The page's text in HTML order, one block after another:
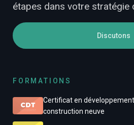
étapes dans votre stratégie
Discutons
FORMATIONS
Certificat en
construction neuve